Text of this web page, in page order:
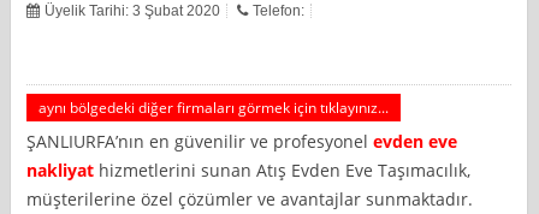
Üyelik Tarihi: 3 Şubat 2020
Telefon:
aynı bölgedeki diğer firmaları görmek için tıklayınız...
ŞANLIURFA’nın en güvenilir ve profesyonelevden eve
nakliyat hizmetlerini sunan Atış Evden Eve Taşımacılık,
müşterilerine özel çözümler ve avantajlar sunmaktadır.